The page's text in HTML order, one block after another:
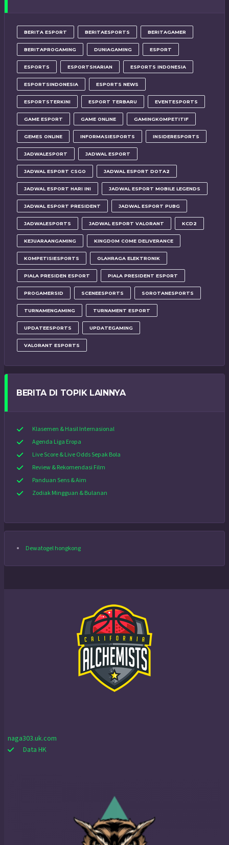
BERITA ESPORT BERITAESPORTS BERITAGAMER
BERITAPROGAMING DUNIAGAMING ESPORT
ESPORTS ESPORTSHARIAN ESPORTS INDONESIA
ESPORTSINDONESIA ESPORTS NEWS
ESPORTSTERKINI ESPORT TERBARU EVENTESPORTS
GAME ESPORT GAME ONLINE GAMINGKOMPETITIF
GEMES ONLINE INFORMASIESPORTS INSIDERESPORTS
JADWALESPORT JADWAL ESPORT
JADWAL ESPORT CSGO JADWAL ESPORT DOTA2
JADWAL ESPORT HARI INI JADWAL ESPORT MOBILE LEGENDS
JADWAL ESPORT PRESIDENT JADWAL ESPORT PUBG
JADWALESPORTS JADWAL ESPORT VALORANT KCD2
KEJUARAANGAMING KINGDOM COME DELIVERANCE
KOMPETISIESPORTS OLAHRAGA ELEKTRONIK
PIALA PRESIDEN ESPORT PIALA PRESIDENT ESPORT
PROGAMERSID SCENEESPORTS SOROTANESPORTS
TURNAMENGAMING TURNAMENT ESPORT
UPDATEESPORTS UPDATEGAMING
VALORANT ESPORTS
BERITA DI TOPIK LAINNYA
Klasemen & Hasil Internasional
Agenda Liga Eropa
Live Score & Live Odds Sepak Bola
Review & Rekomendasi Film
Panduan Sens & Aim
Zodiak Mingguan & Bulanan
Dewatogel hongkong
naga303.uk.com
Data HK